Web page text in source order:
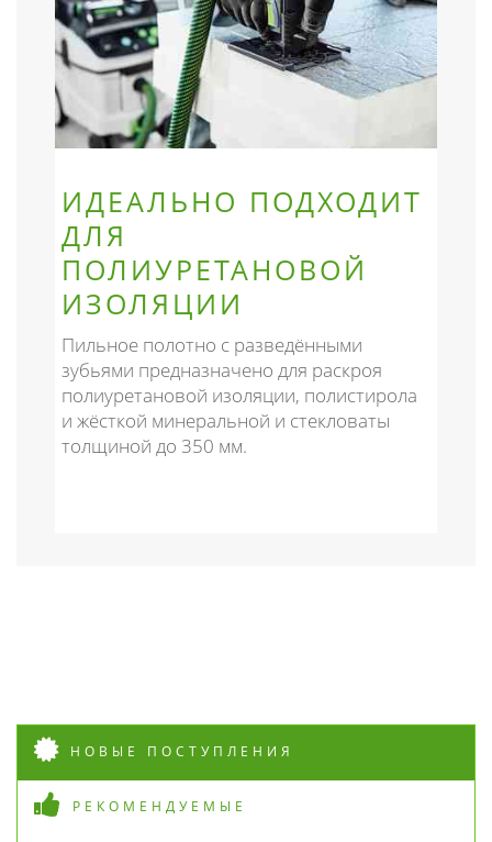
ИДЕАЛЬНО ПОДХОДИТ
ДЛЯ
ПОЛИУРЕТАНОВОЙ
ИЗОЛЯЦИИ
Пильное полотно с разведёнными
зубьями предназначено для раскроя
полиуретановой изоляции, полистирола
и жёсткой минеральной и стекловаты
толщиной до 350 мм.
НОВЫЕ ПОСТУПЛЕНИЯ
РЕКОМЕНДУЕМЫЕ